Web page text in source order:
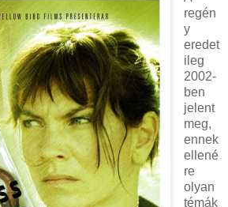
regén
y
eredet
ileg
2002-
ben
jelent
meg,
ennek
ellené
re
olyan
témák